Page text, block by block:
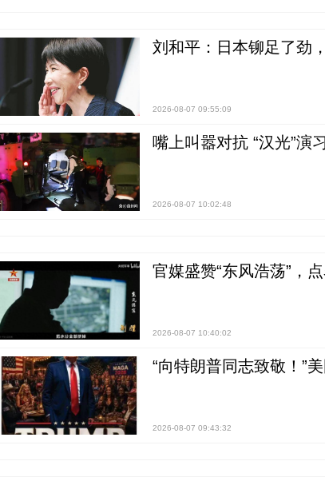
刘和平：日本铆足了劲
2026-08-07 09:55:09
嘴上叫嚣对抗 “汉光”演
2026-08-07 10:02:48
官媒盛赞“东风浩荡”，
2026-08-07 10:40:02
“向特朗普同志致敬！”
2026-08-07 09:43:32